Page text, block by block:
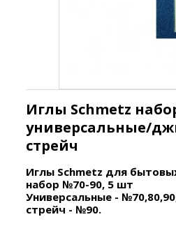
Иглы Schmetz
универсальные/
стрейч
Иглы Schmetz для
набор №70-90, 5 шт
Универсальные -
стрейч - №90.